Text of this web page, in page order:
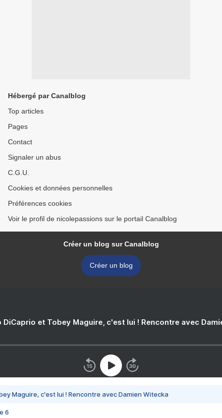
Hébergé par Canalblog
Top articles
Pages
Contact
Signaler un abus
C.G.U.
Cookies et données personnelles
Préférences cookies
Voir le profil de nicolepassions sur le portail Canalblog
Créer un blog sur Canalblog
Créer un blog
DiCaprio et Tobey Maguire, c'est lui ! Rencontre avec
Maguire, c'est lui ! Rencontre avec Damien Witecka
6